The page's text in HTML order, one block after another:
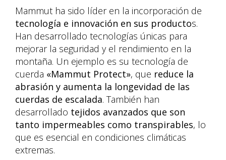
Mammut ha sido líder en la incorporación de
tecnología e innovación en sus productos.
Han desarrollado tecnologías únicas para
mejorar la seguridad y el rendimiento en la
montaña. Un ejemplo es su tecnología de
cuerda «Mammut Protect», que reduce la
abrasión y aumenta la longevidad de las
cuerdas de escalada. También han
desarrollado tejidos avanzados que son
tanto impermeables como transpirables, lo
que es esencial en condiciones climáticas
extremas.